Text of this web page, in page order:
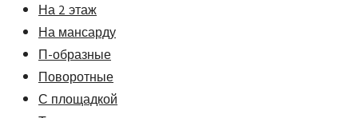
На 2 этаж
На мансарду
П-образные
Поворотные
С площадкой